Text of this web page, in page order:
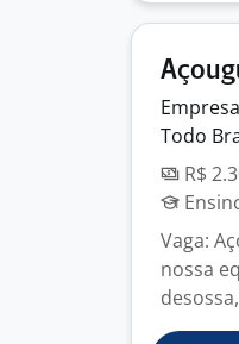
Empresa
Todo
R$
Vaga:
nossa